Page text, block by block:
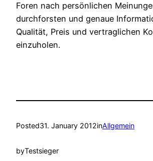
Foren nach persönlichen
durchforsten und genaue
Qualität, Preis und vertraglichen
einzuholen.
Posted31. January 2012inAllgemein
byTestsieger